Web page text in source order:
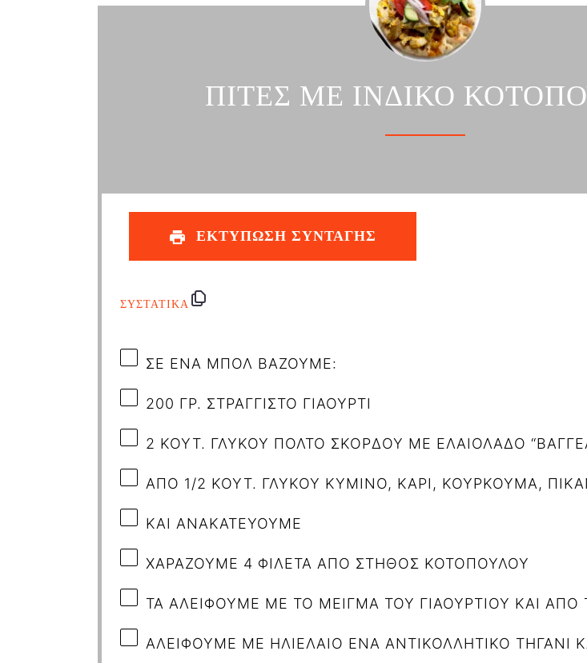
ΠΙΤΕΣ ΜΕ ΙΝΔΙΚΟ
ΕΚΤΥΠΩΣΗ ΣΥΝΤΑΓΗΣ
ΣΥΣΤΑΤΙΚΑ
ΣΕ ΕΝΑ ΜΠΟΛ ΒΑΖΟΥΜΕ:
200 ΓΡ. ΣΤΡΑΓΓΙΣΤΟ ΓΙΑΟΥΡΤΙ
2 ΚΟΥΤ. ΓΛΥΚΟΥ ΠΟΛΤΟ ΣΚΟΡΔΟΥ ΜΕ ΕΛΑΙΟΛΑΔΟ
ΑΠΟ 1/2 ΚΟΥΤ. ΓΛΥΚΟΥ ΚΥΜΙΝΟ, ΚΑΡΙ, ΚΟΥΡΚΟΥΜΑ,
ΚΑΙ ΑΝΑΚΑΤΕΥΟΥΜΕ
ΧΑΡΑΖΟΥΜΕ 4 ΦΙΛΕΤΑ ΑΠΟ ΣΤΗΘΟΣ ΚΟΤΟΠΟΥΛΟΥ
ΤΑ ΑΛΕΙΦΟΥΜΕ ΜΕ ΤΟ ΜΕΙΓΜΑ ΤΟΥ ΓΙΑΟΥΡΤΙΟΥ ΚΑΙ ΑΠΟ
ΑΛΕΙΦΟΥΜΕ ΜΕ ΗΛΙΕΛΑΙΟ ΕΝΑ ΑΝΤΙΚΟΛΛΗΤΙΚΟ ΤΗΓΑΝΙ